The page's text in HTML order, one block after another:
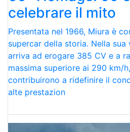
celebrare il mito
Presentata nel 1966, Miura è
supercar della storia. Nella
arriva ad erogare 385 CV e a
massima superiore ai 290 km/
contribuirono a ridefinire il
alte prestazion